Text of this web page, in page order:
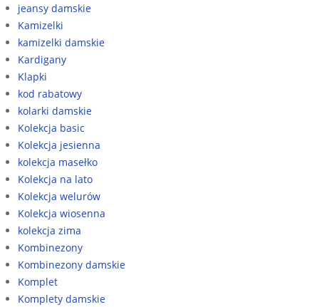
jeansy damskie
Kamizelki
kamizelki damskie
Kardigany
Klapki
kod rabatowy
kolarki damskie
Kolekcja basic
Kolekcja jesienna
kolekcja masełko
Kolekcja na lato
Kolekcja welurów
Kolekcja wiosenna
kolekcja zima
Kombinezony
Kombinezony damskie
Komplet
Komplety damskie